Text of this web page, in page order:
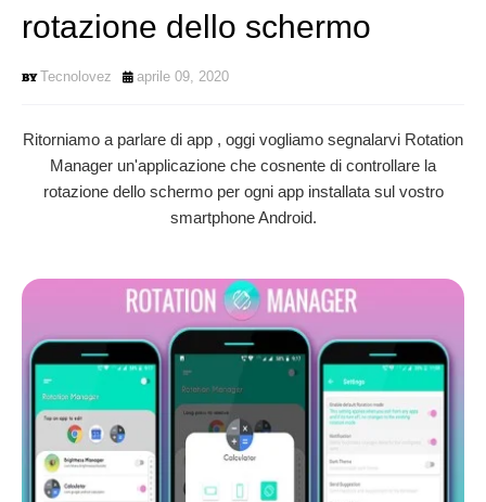
rotazione dello schermo
Tecnolovez aprile 09, 2020
Ritorniamo a parlare di app , oggi vogliamo segnalarvi Rotation
Manager un'applicazione che cosnente di controllare la
rotazione dello schermo per ogni app installata sul vostro
smartphone Android.